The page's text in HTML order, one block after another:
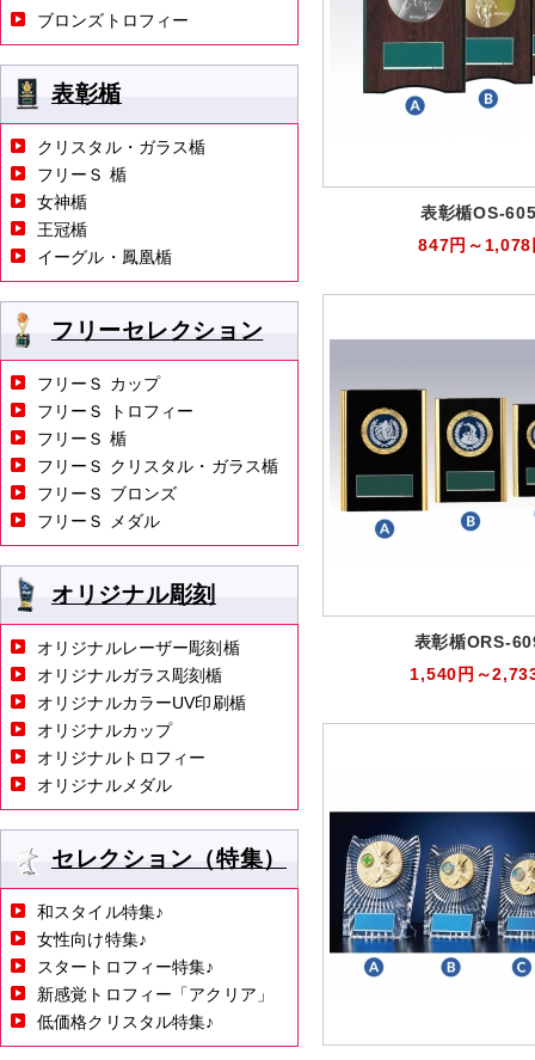
表彰楯OS-
847円～1,078
表彰楯ORS-
1,540円～
ブロンズトロフィー
表彰楯
クリスタル・ガラス楯
フリーＳ 楯
女神楯
王冠楯
イーグル・鳳凰楯
フリーセレクション
フリーＳ カップ
フリーＳ トロフィー
フリーＳ 楯
フリーＳ クリスタル・ガラス楯
フリーＳ ブロンズ
フリーＳ メダル
オリジナル彫刻
オリジナルレーザー彫刻楯
オリジナルガラス彫刻楯
オリジナルカラーUV印刷楯
オリジナルカップ
オリジナルトロフィー
オリジナルメダル
セレクション（特集）
和スタイル特集♪
女性向け特集♪
スタートロフィー特集♪
新感覚トロフィー「アクリア」
低価格クリスタル特集♪